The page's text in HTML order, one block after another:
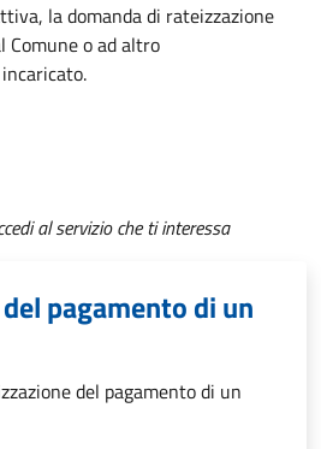
la domanda di rateizzazione
Comune o ad altro
al servizio che ti interessa
pagamento di un
del pagamento di un